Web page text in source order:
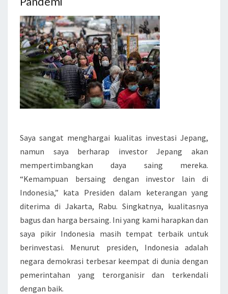
Saya sangat menghargai kualitas investasi Jepang,
namun saya berharap investor Jepang akan
mempertimbangkan daya saing mereka.
“Kemampuan bersaing dengan investor lain di
Indonesia,” kata Presiden dalam keterangan yang
diterima di Jakarta, Rabu. Singkatnya, kualitasnya
bagus dan harga bersaing. Ini yang kami harapkan dan
saya pikir Indonesia masih tempat terbaik untuk
berinvestasi. Menurut presiden, Indonesia adalah
negara demokrasi terbesar keempat di dunia dengan
pemerintahan yang terorganisir dan terkendali
dengan baik.